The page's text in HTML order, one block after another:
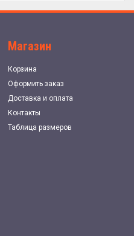
Магазин
Корзина
Оформить заказ
Доставка и оплата
Контакты
Таблица размеров